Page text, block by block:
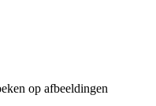
op afbeeldingen